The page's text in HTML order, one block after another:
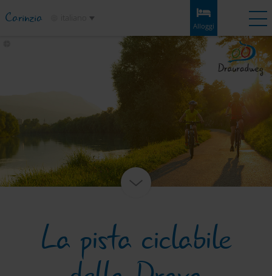
Carinzia Alloggi
Experiences Meteo
Lista dei
preferiti
Informazioni e consigli
Attrazioni
Servizio
La pista ciclabile